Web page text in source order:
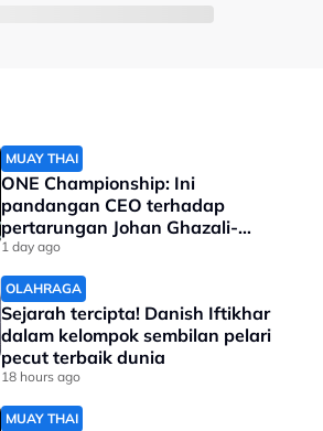
MUAY THAI
ONE Championship: Ini
pandangan CEO terhadap
pertarungan Johan Ghazali-
Ramadan Ondash
1 day ago
OLAHRAGA
Sejarah tercipta! Danish Iftikhar
dalam kelompok sembilan pelari
pecut terbaik dunia
18 hours ago
MUAY THAI